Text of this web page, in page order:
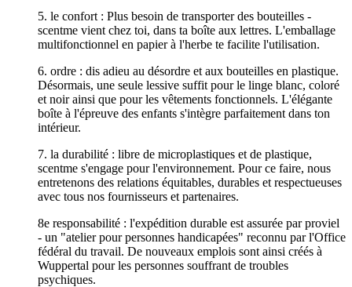
5. le confort : Plus besoin de transporter des bouteilles -
scentme vient chez toi, dans ta boîte aux lettres. L'emballage
multifonctionnel en papier à l'herbe te facilite l'utilisation.
6. ordre : dis adieu au désordre et aux bouteilles en plastique.
Désormais, une seule lessive suffit pour le linge blanc, coloré
et noir ainsi que pour les vêtements fonctionnels. L'élégante
boîte à l'épreuve des enfants s'intègre parfaitement dans ton
intérieur.
7. la durabilité : libre de microplastiques et de plastique,
scentme s'engage pour l'environnement. Pour ce faire, nous
entretenons des relations équitables, durables et respectueuses
avec tous nos fournisseurs et partenaires.
8e responsabilité : l'expédition durable est assurée par proviel
- un "atelier pour personnes handicapées" reconnu par l'Office
fédéral du travail. De nouveaux emplois sont ainsi créés à
Wuppertal pour les personnes souffrant de troubles
psychiques.